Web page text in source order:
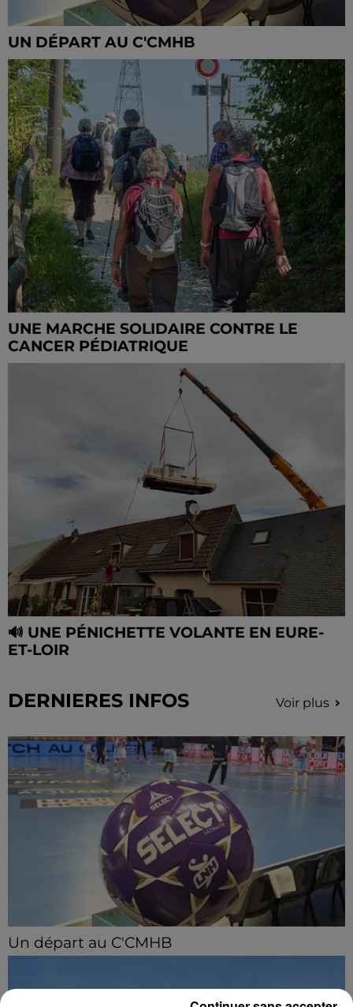
UN DÉPART AU C'CMHB
UNE MARCHE SOLIDAIRE CONTRE LE
CANCER PÉDIATRIQUE
🔊 UNE PÉNICHETTE VOLANTE EN EURE-
ET-LOIR
DERNIERES INFOS Voir plus
Un départ au C'CMHB
Le club chartrain a officialisé, vendredi 7 août, le